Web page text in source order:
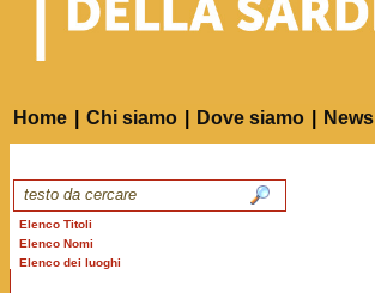
Home Chi siamo Dove siamo News
Elenco Titoli
Elenco Nomi
Elenco dei luoghi